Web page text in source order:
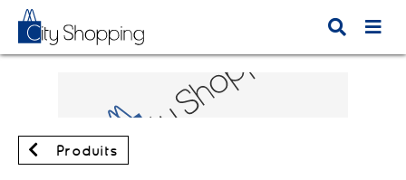
Produits